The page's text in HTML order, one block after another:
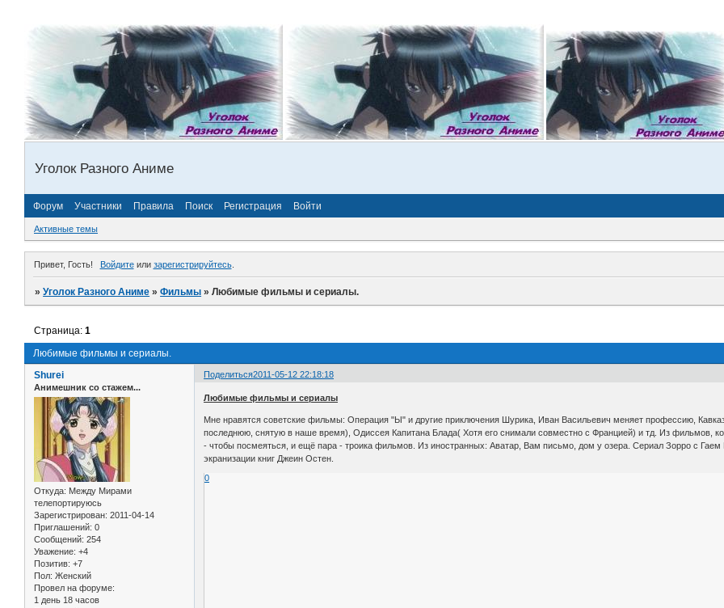
Уголок Разного Аниме
Форум Участники Правила Поиск Регистрация Войти
Активные темы
Привет, Гость! Войдитеили зарегистрируйтесь.
»Уголок Разного Аниме »Фильмы »Любимые фильмы и сериалы.
Любимые фильмы и сериалы.
Страница:1
Поделиться2011-05-12 22:18:18
Shurei
Анимешник со стажем...
Откуда: Между Мирами
телепортируюсь
Зарегистрирован: 2011-04-14
Приглашений: 0
Сообщений: 254
Уважение: +4
Позитив: +7
Пол: Женский
Провел на форуме:
1 день 18 часов
Любимые фильмы и сериалы
Мне нравятся советские фильмы: Операция "Ы" и другие приключения Шурика, Иван Васильевич меняет профессию,
последнюю, снятую в наше время), Одиссея Капитана Блада( Хотя его снимали совместно с Францией) и тд. Из фильмов,
- чтобы посмеяться, и ещё пара - троика фильмов. Из иностранных: Аватар, Вам письмо, дом у озера. Сериал Зорро с
экранизации книг Джеин Остен.
0